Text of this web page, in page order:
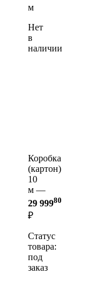
м
Нет
в
наличии
Коробка
(картон)
10
м —
29 99980
₽
Статус
товара:
под
заказ